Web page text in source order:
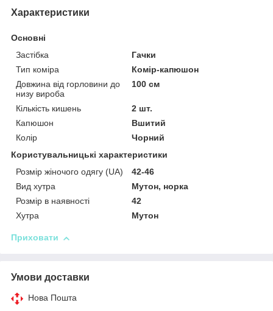
Характеристики
Основні
Застібка
Гачки
Тип коміра
Комір-капюшон
Довжина від горловини до
низу вироба
100 см
Кількість кишень
2 шт.
Капюшон
Вшитий
Колір
Чорний
Користувальницькі характеристики
Розмір жіночого одягу (UA)
42-46
Вид хутра
Мутон, норка
Розмір в наявності
42
Хутра
Мутон
Приховати
Умови доставки
Нова Пошта